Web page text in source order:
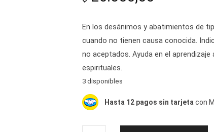
En los desánimos y abatimientos de
cuando no tienen causa conocida.
no aceptados. Ayuda en el
espirituales.
3 disponibles
Hasta 12 pagos sin tarjeta con